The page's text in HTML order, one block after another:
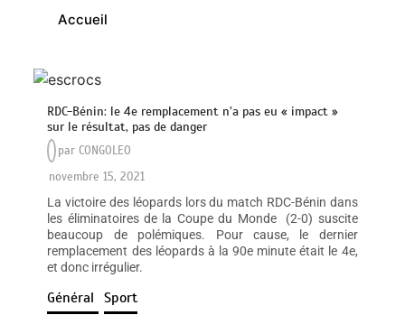
Accueil
RDC-Bénin: le 4e remplacement n’a pas eu « impact »
sur le résultat, pas de danger
parCONGOLEO
novembre 15, 2021
La victoire des léopards lors du match RDC-Bénin dans
les éliminatoires de la Coupe du Monde (2-0) suscite
beaucoup de polémiques. Pour cause, le dernier
remplacement des léopards à la 90e minute était le 4e,
et donc irrégulier.
Général Sport